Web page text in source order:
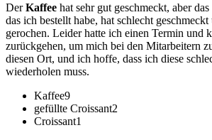
DerKaffee hat sehr gut geschmeckt, aber
das ich bestellt habe, hat schlecht
gerochen. Leider hatte ich einen Termin und
zurückgehen, um mich bei den Mitarbeitern
diesen Ort, und ich hoffe, dass ich diese
wiederholen muss.
Kaffee9
gefüllte Croissant2
Croissant1